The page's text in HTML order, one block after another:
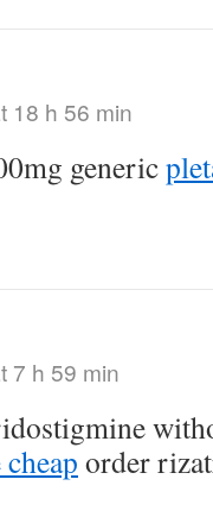
18 h 56 min
generic
7 h 59 min
order